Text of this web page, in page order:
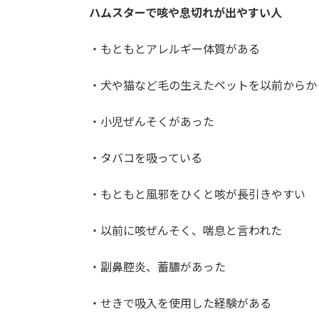
ハムスターで咳や息切れが出やすい人
・もともとアレルギー体質がある
・犬や猫など毛の生えたペットを以前から
・小児ぜんそくがあった
・タバコを吸っている
・もともと風邪をひくと咳が長引きやすい
・以前に咳ぜんそく、喘息と言われた
・副鼻腔炎、蓄膿があった
・せきで吸入を使用した経験がある